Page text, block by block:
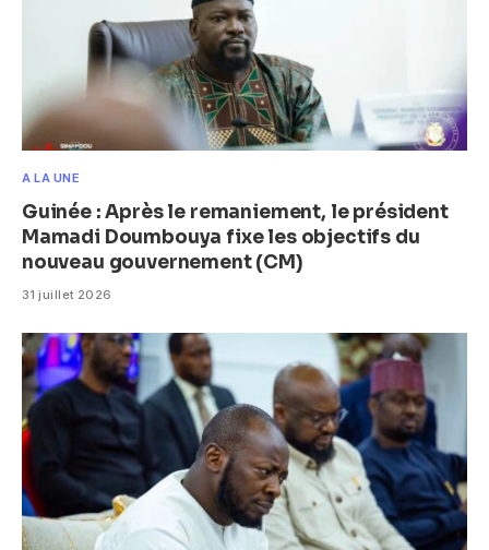
A LA UNE
Guinée : Après le remaniement, le président
Mamadi Doumbouya fixe les objectifs du
nouveau gouvernement (CM)
31 juillet 2026